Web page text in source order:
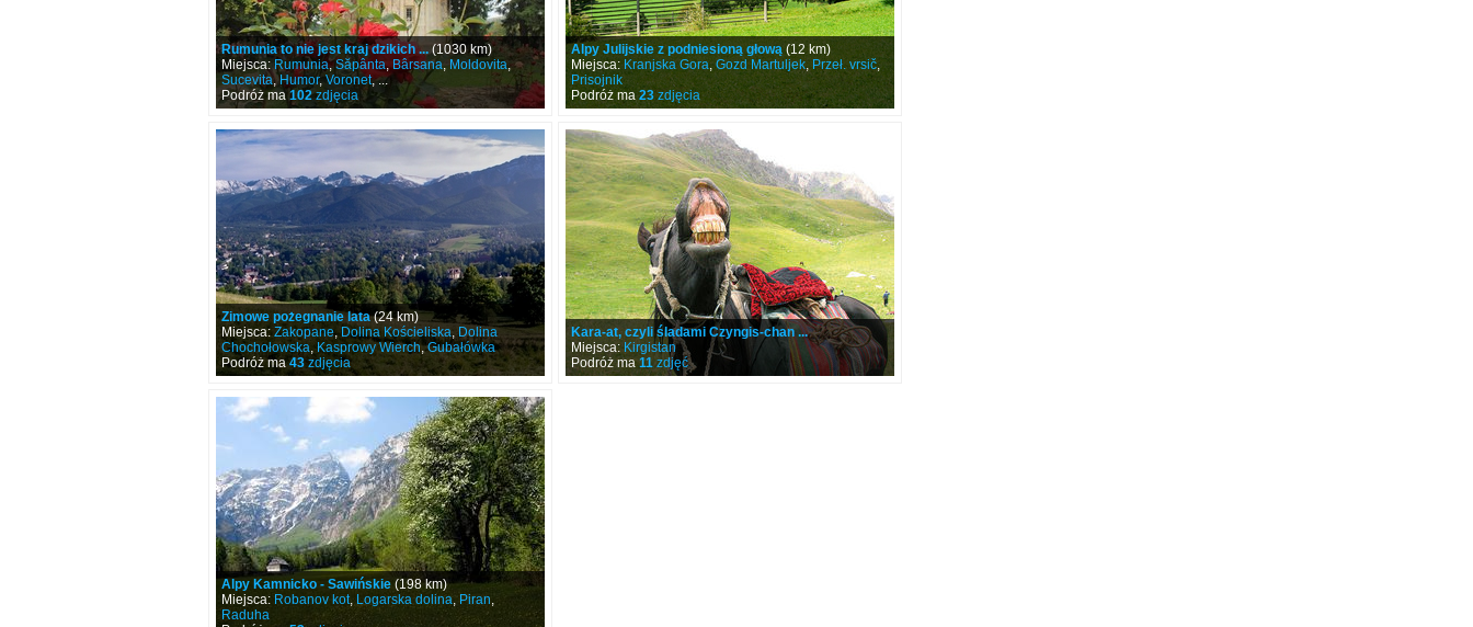
Rumunia to nie jest kraj dzikich ...(1030 km)
Miejsca:Rumunia,Săpânta,Bârsana, Moldovita,
Sucevita,Humor, Voronet, ...
Podróż ma 102zdjęcia
Alpy Julijskie z podniesioną głową(12 km)
Miejsca: Kranjska Gora, Gozd Martuljek, Przeł. vrsič,
Prisojnik
Podróż ma23zdjęcia
Zimowe pożegnanie lata(24 km)
Miejsca: Zakopane,Dolina Kościeliska, Dolina
Chochołowska, Kasprowy Wierch,Gubałówka
Podróż ma43zdjęcia
Kara-at, czyli śladami Czyngis-chan ...
Miejsca:Kirgistan
Podróż ma 11zdjęć
Alpy Kamnicko - Sawińskie(198 km)
Miejsca: Robanov kot, Logarska dolina, Piran,
Raduha